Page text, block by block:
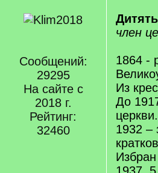
Сообщений:
29295
На сайте с
2018 г.
Рейтинг:
32460
член
1864 -
Из
До
церкви.
1932 –